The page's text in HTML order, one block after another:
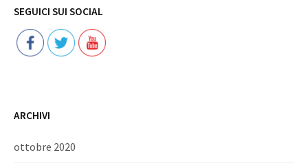
SEGUICI SUI SOCIAL
ARCHIVI
ottobre 2020